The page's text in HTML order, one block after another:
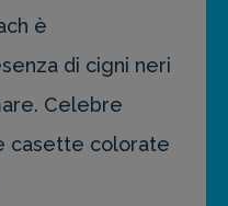
è
di cigni neri
Celebre
casette colorate